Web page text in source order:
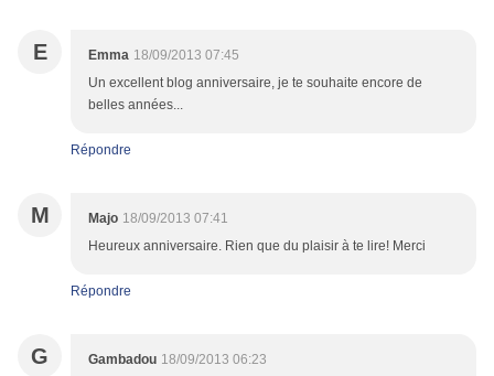
E Emma 18/09/2013 07:45
Un excellent blog anniversaire, je te souhaite encore de
belles années...
Répondre
M Majo 18/09/2013 07:41
Heureux anniversaire. Rien que du plaisir à te lire! Merci
Répondre
G Gambadou 18/09/2013 06:23